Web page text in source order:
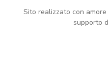
Sito realizzato con
supporto